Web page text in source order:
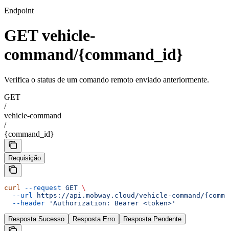
Endpoint
GET vehicle-
command/{command_id}
Verifica o status de um comando remoto enviado anteriormente.
GET
/
vehicle-command
/
{command_id}
Requisição
curl --request GET \
  --url
https://api.mobway.cloud/vehicle-command/
  --header
'Authorization: Bearer <token>'
Resposta Sucesso Resposta Erro Resposta Pendente